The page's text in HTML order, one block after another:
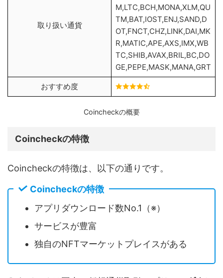
取り扱い通貨
M,LTC,BCH,MONA,XLM,QU
TM,BAT,IOST,ENJ,SAND,D
OT,FNCT,CHZ,LINK,DAI,MK
R,MATIC,APE,AXS,IMX,WB
TC,SHIB,AVAX,BRIL,BC,DO
GE,PEPE,MASK,MANA,GRT
おすすめ度
Coincheckの概要
Coincheckの特徴
Coincheckの特徴は、以下の通りです。
Coincheckの特徴
アプリダウンロード数No.1（※）
サービスが豊富
独自のNFTマーケットプレイスがある